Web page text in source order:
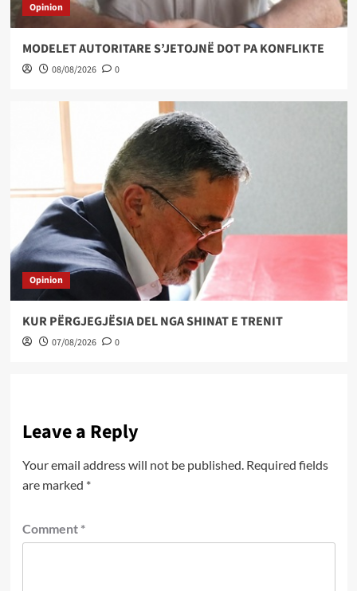
Opinion
MODELET AUTORITARE S’JETOJNË DOT PA KONFLIKTE
08/08/2026 0
Opinion
KUR PËRGJEGJËSIA DEL NGA SHINAT E TRENIT
07/08/2026 0
Leave a Reply
Your email address will not be published. Required fields
are marked *
Comment *